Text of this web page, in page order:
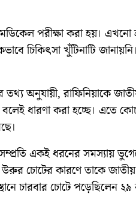
পরীক্ষা করা হয়। এখনো
চিকিৎসা খুঁটিনাটি
তথ্য অনুযায়ী, রাফিনিয়াকে
ধারণা করা হচ্ছে। এতে
একই ধরনের সমস্যায়
উরুর চোটের কারণে তাকে
চারবার চোটে পড়েছিলেন